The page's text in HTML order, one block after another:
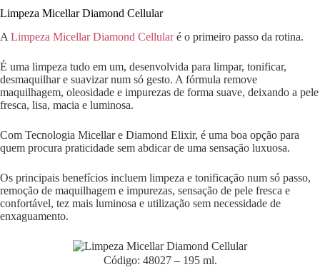
Limpeza Micellar Diamond Cellular
A Limpeza Micellar Diamond Cellularé o primeiro passo da rotina.
É uma limpeza tudo em um, desenvolvida para limpar, tonificar,
desmaquilhar e suavizar num só gesto. A fórmula remove
maquilhagem, oleosidade e impurezas de forma suave, deixando a pele
fresca, lisa, macia e luminosa.
Com Tecnologia Micellar e Diamond Elixir, é uma boa opção para
quem procura praticidade sem abdicar de uma sensação luxuosa.
Os principais benefícios incluem limpeza e tonificação num só passo,
remoção de maquilhagem e impurezas, sensação de pele fresca e
confortável, tez mais luminosa e utilização sem necessidade de
enxaguamento.
Código: 48027 – 195 ml.